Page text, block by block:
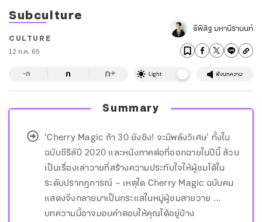
Subculture
CULTURE
12 ก.ค. 65
ธีพิสิฐ มหานีรานนท์
-ก ก ก+ Light ฟังบทความ
Summary
‘Cherry Magic ถ้า 30 ยังซิง! จะมีพลังวิเศษ’ ทั้งใน
ฉบับซีรีส์ปี 2020 และหนังภาคต่อที่ออกฉายในปีนี้ ล้วน
เป็นเรื่องเล่าวายที่สร้างความประทับใจให้ผู้ชมได้ใน
ระดับปรากฏการณ์ – เหตุใด Cherry Magic ฉบับคน
แสดงจึงกลายมาเป็นกระแสในหมู่ผู้ชมสายวาย …
บทความนี้อาจมอบคำตอบให้คุณได้อยู่บ้าง